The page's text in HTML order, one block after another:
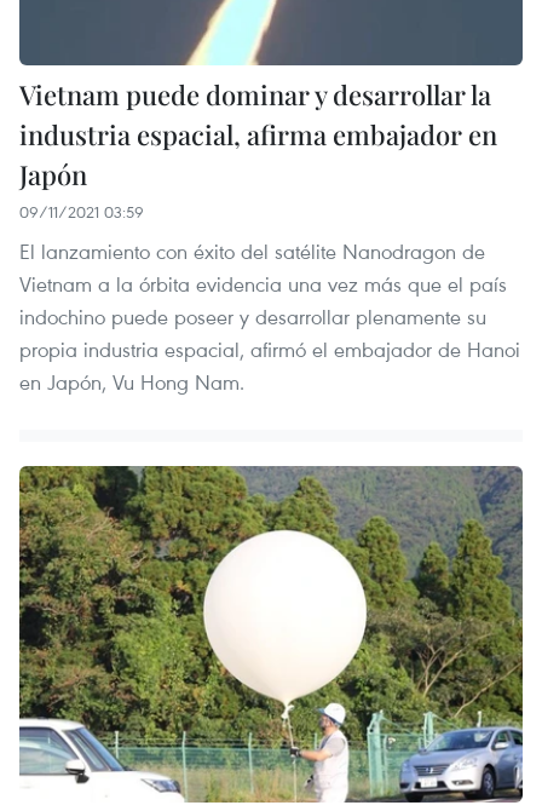
Vietnam puede dominar y desarrollar la
industria espacial, afirma embajador en
Japón
09/11/2021 03:59
El lanzamiento con éxito del satélite Nanodragon de
Vietnam a la órbita evidencia una vez más que el país
indochino puede poseer y desarrollar plenamente su
propia industria espacial, afirmó el embajador de Hanoi
en Japón, Vu Hong Nam.